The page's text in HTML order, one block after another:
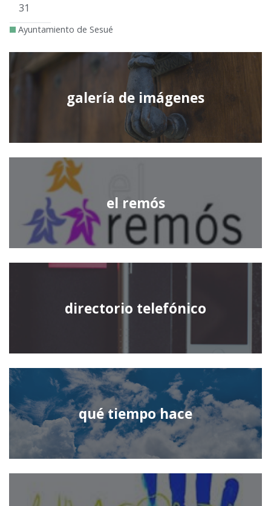
31
Ayuntamiento de Sesué
galería de imágenes
el remós
directorio telefónico
qué tiempo hace